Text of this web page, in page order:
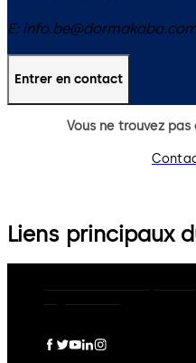
E:
Entrer en contact
Vous ne trouvez pas
Liens principaux